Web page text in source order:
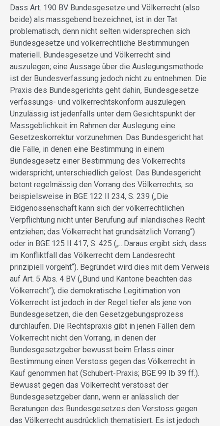
Dass Art. 190 BV Bundesgesetze und Völkerrecht (also
beide) als massgebend bezeichnet, ist in der Tat
problematisch, denn nicht selten widersprechen sich
Bundesgesetze und völkerrechtliche Bestimmungen
materiell. Bundesgesetze und Völkerrecht sind
auszulegen; eine Aussage über die Auslegungsmethode
ist der Bundesverfassung jedoch nicht zu entnehmen. Die
Praxis des Bundesgerichts geht dahin, Bundesgesetze
verfassungs- und völkerrechtskonform auszulegen.
Unzulässig ist jedenfalls unter dem Gesichtspunkt der
Massgeblichkeit im Rahmen der Auslegung eine
Gesetzeskorrektur vorzunehmen. Das Bundesgericht hat
die Fälle, in denen eine Bestimmung in einem
Bundesgesetz einer Bestimmung des Völkerrechts
widerspricht, unterschiedlich gelöst. Das Bundesgericht
betont regelmässig den Vorrang des Völkerrechts; so
beispielsweise in BGE 122 II 234, S. 239 („Die
Eidgenossenschaft kann sich der völkerrechtlichen
Verpflichtung nicht unter Berufung auf inländisches Recht
entziehen; das Völkerrecht hat grundsätzlich Vorrang“)
oder in BGE 125 II 417, S. 425 („…Daraus ergibt sich, dass
im Konfliktfall das Völkerrecht dem Landesrecht
prinzipiell vorgeht“). Begründet wird dies mit dem Verweis
auf Art. 5 Abs. 4 BV („Bund und Kantone beachten das
Völkerrecht“); die demokratische Legitimation von
Völkerrecht ist jedoch in der Regel tiefer als jene von
Bundesgesetzen, die den Gesetzgebungsprozess
durchlaufen. Die Rechtspraxis gibt in jenen Fällen dem
Völkerrecht nicht den Vorrang, in denen der
Bundesgesetzgeber bewusst beim Erlass einer
Bestimmung einen Verstoss gegen das Völkerrecht in
Kauf genommen hat (Schubert-Praxis; BGE 99 Ib 39 ff.).
Bewusst gegen das Völkerrecht verstösst der
Bundesgesetzgeber dann, wenn er anlässlich der
Beratungen des Bundesgesetzes den Verstoss gegen
das Völkerrecht ausdrücklich thematisiert. Es ist jedoch